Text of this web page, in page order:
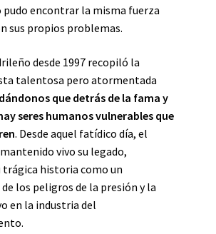
encontrar la misma fuerza
sus propios problemas.
desde 1997 recopiló la
talentosa pero atormentada
que detrás de la fama y
seres humanos vulnerables que
. Desde aquel fatídico día, el
vivo su legado,
historia como un
los peligros de la presión y la
en la industria del